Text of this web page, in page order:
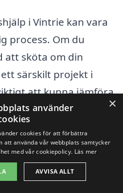
i Vintrie kan vara
process. Om du
att sköta om din
särskilt projekt i
att kunna jämföra
att använda
xn--trdgrdshjlp-pris-
till flera
som erbjuder
närområde. Detta
×
använder
cookies för att förbättra
att använda vår webbplats samtycker
med vår cookiepolicy. Läs mer
AVVISA ALLT